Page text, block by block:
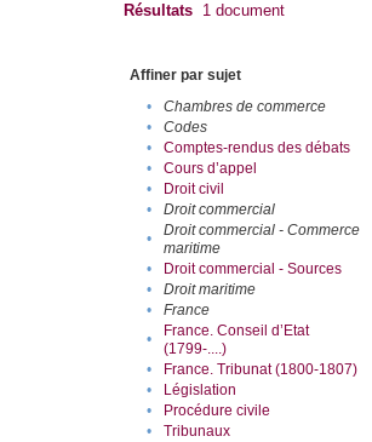
Résultats 1 document
Affiner par sujet
•
Chambres de commerce
•
Codes
•
Comptes-rendus des débats
•
Cours d’appel
•
Droit civil
•
Droit commercial
•
Droit commercial - Commerce
maritime
• Droit commercial - Sources
•
Droit maritime
•
France
•
France. Conseil d’Etat
(1799-....)
• France. Tribunat (1800-1807)
•
Législation
•
Procédure civile
•
Tribunaux